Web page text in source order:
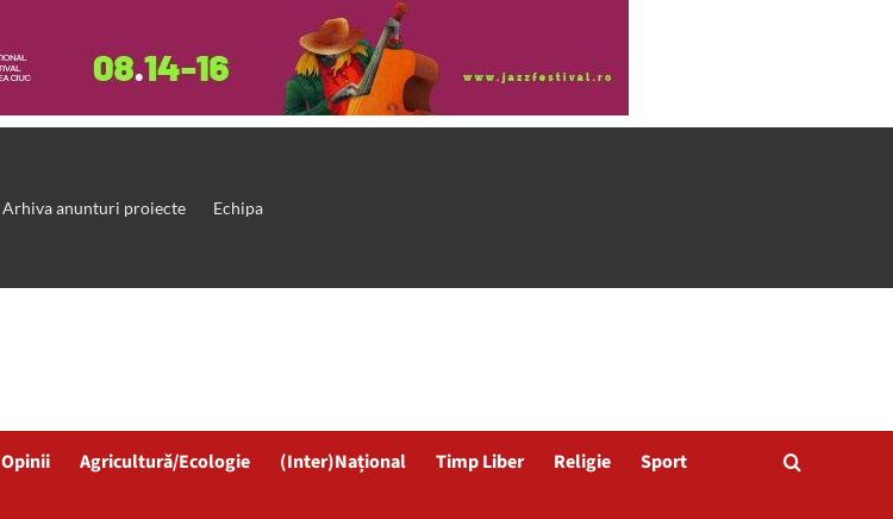
Arhiva anunturi proiecte Echipa
Opinii Agricultură/Ecologie (Inter)Național Timp Liber Religie Sport